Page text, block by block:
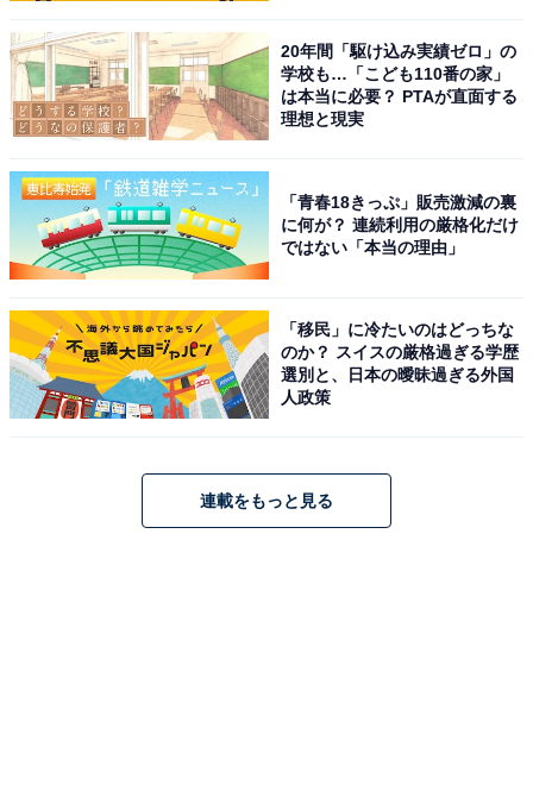
20年間「駆け込み実績ゼロ」の
学校も…「こども110番の家」
は本当に必要？ PTAが直面する
理想と現実
「青春18きっぷ」販売激減の裏
に何が？ 連続利用の厳格化だけ
ではない「本当の理由」
「移民」に冷たいのはどっちな
のか？ スイスの厳格過ぎる学歴
選別と、日本の曖昧過ぎる外国
人政策
連載をもっと見る